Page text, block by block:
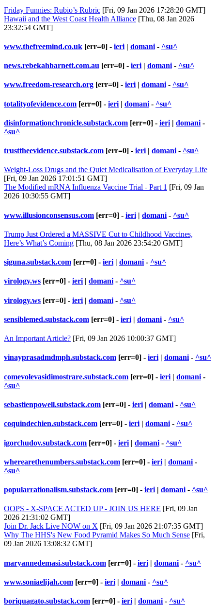
Friday Funnies: Rubio’s Rubric [Fri, 09 Jan 2026 17:28:20 GMT]
Hawaii and the West Coast Health Alliance [Thu, 08 Jan 2026
23:32:54 GMT]
www.thefreemind.co.uk [err=0] - ieri | domani - ^su^
news.rebekahbarnett.com.au [err=0] - ieri | domani - ^su^
www.freedom-research.org [err=0] - ieri | domani - ^su^
totalityofevidence.com [err=0] - ieri | domani - ^su^
disinformationchronicle.substack.com [err=0] - ieri | domani -
^su^
trusttheevidence.substack.com [err=0] - ieri | domani - ^su^
Weight-Loss Drugs and the Quiet Medicalisation of Everyday Life
[Fri, 09 Jan 2026 17:01:51 GMT]
The Modified mRNA Influenza Vaccine Trial - Part 1 [Fri, 09 Jan
2026 10:30:55 GMT]
www.illusionconsensus.com [err=0] - ieri | domani - ^su^
Trump Just Ordered a MASSIVE Cut to Childhood Vaccines,
Here’s What’s Coming [Thu, 08 Jan 2026 23:54:20 GMT]
siguna.substack.com [err=0] - ieri | domani - ^su^
virology.ws [err=0] - ieri| domani- ^su^
virology.ws [err=0] - ieri | domani - ^su^
sensiblemed.substack.com [err=0] - ieri | domani - ^su^
An Important Article? [Fri, 09 Jan 2026 10:00:37 GMT]
vinayprasadmdmph.substack.com [err=0] - ieri| domani- ^su^
comevolevasidimostrare.substack.com [err=0] - ieri | domani -
^su^
sebastienpowell.substack.com [err=0] - ieri | domani - ^su^
coquindechien.substack.com [err=0] - ieri | domani - ^su^
igorchudov.substack.com [err=0] - ieri | domani - ^su^
wherearethenumbers.substack.com [err=0] - ieri | domani -
^su^
popularrationalism.substack.com [err=0] - ieri | domani - ^su^
OOPS - X-SPACE ACTED UP - JOIN US HERE [Fri, 09 Jan
2026 21:31:02 GMT]
Join Dr. Jack Live NOW on X [Fri, 09 Jan 2026 21:07:35 GMT]
Why The HHS's New Food Pyramid Makes So Much Sense [Fri,
09 Jan 2026 13:08:32 GMT]
maryannedemasi.substack.com [err=0] - ieri | domani - ^su^
www.soniaelijah.com [err=0] - ieri | domani - ^su^
boriquagato.substack.com [err=0] - ieri | domani - ^su^